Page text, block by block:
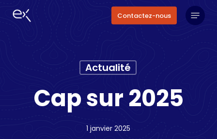
Contactez-nous
Menu
Actualité
Cap sur 2025
1 janvier 2025